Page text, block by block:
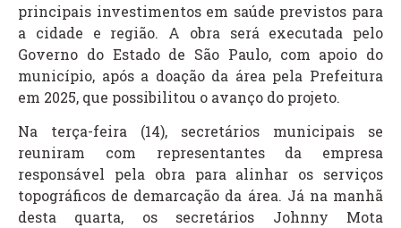
principais investimentos em saúde previstos para
a cidade e região. A obra será executada pelo
Governo do Estado de São Paulo, com apoio do
município, após a doação da área pela Prefeitura
em 2025, que possibilitou o avanço do projeto.
Na terça-feira (14), secretários municipais se
reuniram com representantes da empresa
responsável pela obra para alinhar os serviços
topográficos de demarcação da área. Já na manhã
desta quarta, os secretários Johnny Mota